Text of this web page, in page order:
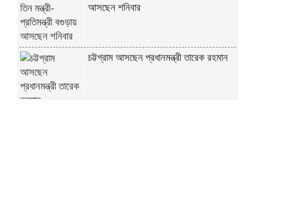
আসছেন শনিবার
চট্টগ্রাম আসছেন প্রধানমন্ত্রী তারেক রহমান